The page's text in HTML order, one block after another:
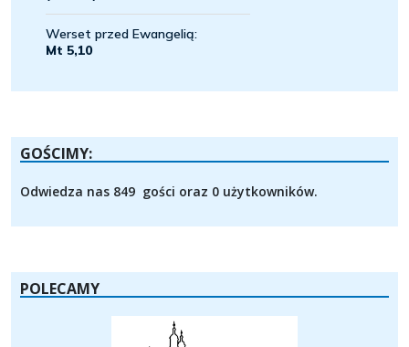
GOŚCIMY:
Odwiedza nas 849 gości oraz 0 użytkowników.
POLECAMY